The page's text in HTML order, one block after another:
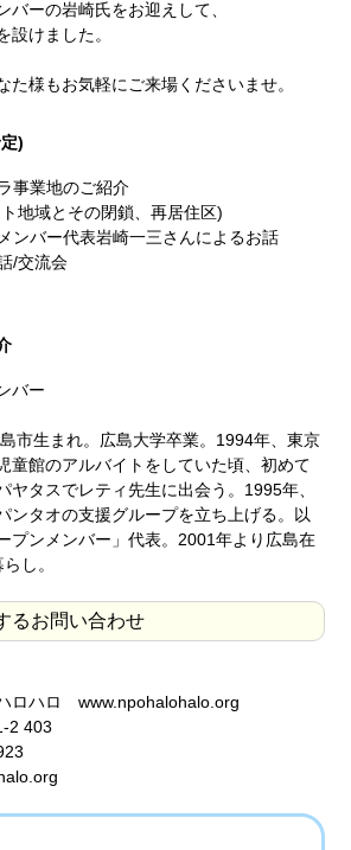
バーの岩崎氏をお迎えして、
設けました。
た様もお気軽にご来場くださいませ。
)
事業地のご紹介
地域とその閉鎖、再居住区)
ンバー代表岩崎一三さんによるお話
/交流会
バー
市生まれ。広島大学卒業。1994年、東京
童館のアルバイトをしていた頃、初めて
ヤタスでレティ先生に出会う。1995年、
ンタオの支援グループを立ち上げる。以
プンメンバー」代表。2001年より広島在
し。
るお問い合わせ
ロハロ www.npohalohalo.org
2 403